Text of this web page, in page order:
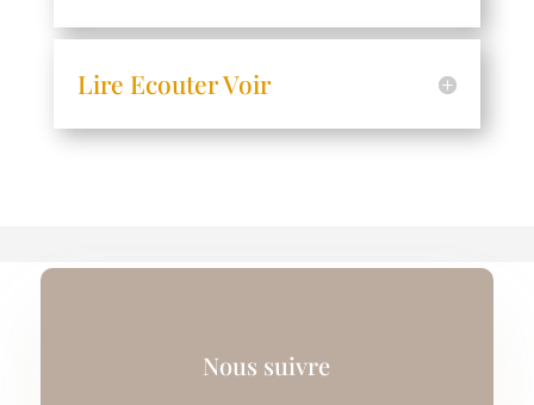
Lire Ecouter Voir
Nous suivre